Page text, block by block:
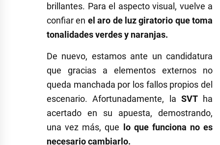
brillantes. Para el aspecto visual, vuelve a
confiar en el aro de luz giratorio que toma
tonalidades verdes y naranjas.
De nuevo, estamos ante un candidatura
que gracias a elementos externos no
queda manchada por los fallos propios del
escenario. Afortunadamente, la SVTha
acertado en su apuesta, demostrando,
una vez más, que lo que funciona no es
necesario cambiarlo.